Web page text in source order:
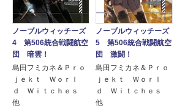
ノーブルウィッチーズ
4 第506統合戦闘航空
団 暗雲！
島田フミカネ＆Ｐｒｏ
ｊｅｋｔ Ｗｏｒｌ
ｄ Ｗｉｔｃｈｅｓ
他
ノーブルウィッチーズ
5 第506統合戦闘航空
団 激闘！
島田フミカネ＆Ｐｒｏ
ｊｅｋｔ Ｗｏｒｌ
ｄ Ｗｉｔｃｈｅｓ
他